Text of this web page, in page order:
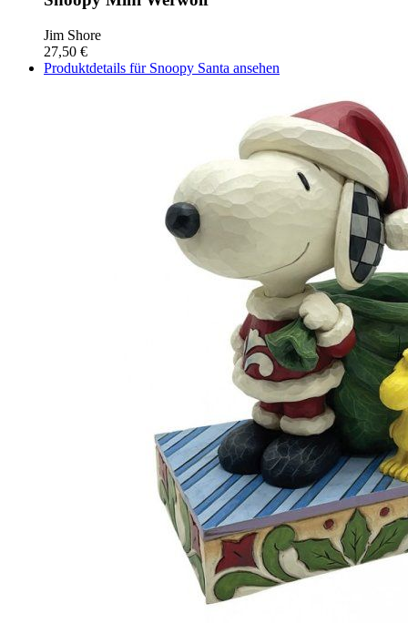
Jim Shore
27,50 €
Produktdetails für Snoopy Santa ansehen